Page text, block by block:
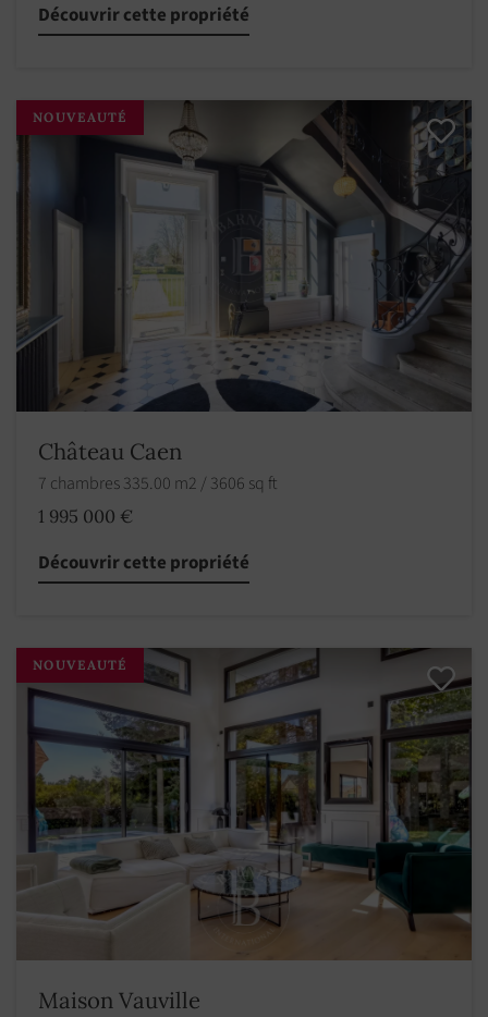
Découvrir cette propriété
NOUVEAUTÉ
Château Caen
7 chambres 335.00 m2 / 3606 sq ft
1 995 000 €
Découvrir cette propriété
NOUVEAUTÉ
Maison Vauville